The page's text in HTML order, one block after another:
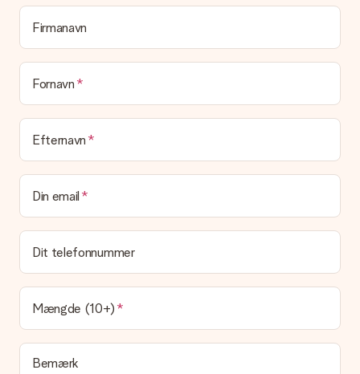
hvem du skal takke for denne dejlige overraskelse.
Er min gave indpakket?
I øjeblikket har vi (endnu) ikke en gaveindpakningstjeneste til
at pakke din gave. Vi leverer vores gaver i en festlig
emballage. Det betyder, at din gave er klar til at blive givet,
Leveringstid, leveringsmuligheder og
leveringsomkostninger
Kan jeg vælge en leveringsdato?
Det er ikke muligt at vælge en bestemt leveringsdato.
Hvad er leveringstiden, og hvornår modtager jeg min
gave?
Leveringstiden findes på gavens produktside. Du kan stole på,
at vores postfirma leverer din gave på denne dag.
Hvilke leveringsmuligheder kan jeg vælge?
I øjeblikket er det ikke (endnu) muligt at vælge en
leveringsindstilling. Den gave, du vil bestille, sendes enten som
en pakke eller som postkasse levering. Vil du gerne vide
hvilken måde din ordre sendes på? Kontakt venligst vores
Firmanavn
Fornavn
Efternavn
Din email
Dit telefonnummer
Mængde (10+)
Bemærk